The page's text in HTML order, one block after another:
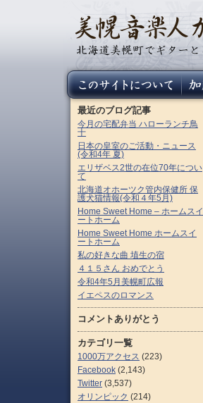
最近のブログ記事
今月の宅配弁当 ハローランチ鳥
十
日本の皇室のご活動・ニュース
(令和4年 夏)
エリザベス2世の在位70年につい
て
北海道オホーツク管内保健所 保
護犬猫情報(令和４年5月)
Home Sweet Home – ホームスイ
ートホーム
Home Sweet Home ホームスイ
ートホーム
私の好きな曲 埴生の宿
４１５さん おめでとう
令和4年5月美幌町広報
イエペスのロマンス
コメントありがとう
カテゴリ一覧
1000万アクセス (223)
Facebook (2,143)
Twitter (3,537)
オリンピック (214)